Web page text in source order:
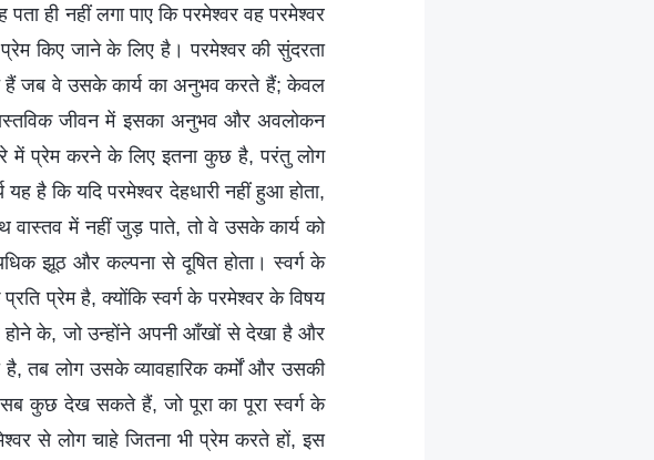
ही नहीं लगा पाए कि परमेश्वर वह परमेश्वर
किए जाने के लिए है। परमेश्वर की सुंदरता
हैं जब वे उसके कार्य का अनुभव करते हैं; केवल
जीवन में इसका अनुभव और अवलोकन
में प्रेम करने के लिए इतना कुछ है, परंतु लोग
है कि यदि परमेश्वर देहधारी नहीं हुआ होता,
में नहीं जुड़ पाते, तो वे उसके कार्य को
झूठ और कल्पना से दूषित होता। स्वर्ग के
प्रेम है, क्योंकि स्वर्ग के परमेश्वर के विषय
होने के, जो उन्होंने अपनी आँखों से देखा है और
तब लोग उसके व्यावहारिक कर्मों और उसकी
कुछ देख सकते हैं, जो पूरा का पूरा स्वर्ग के
से लोग चाहे जितना भी प्रेम करते हों, इस